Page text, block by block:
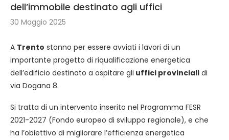
dell’immobile destinato agli uffici
30 Maggio 2025
A Trento stanno per essere avviati i lavori di un
importante progetto di riqualificazione energetica
dell’edificio destinato a ospitare gli uffici provinciali di
via Dogana 8.
Si tratta di un intervento inserito nel Programma FESR
2021-2027 (Fondo europeo di sviluppo regionale), e che
ha l’obiettivo di migliorare l’efficienza energetica